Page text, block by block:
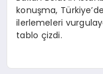
konuşma,
ilerlemeleri
tablo çizdi.